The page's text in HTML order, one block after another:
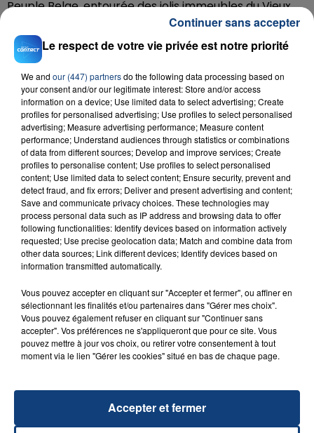
Peuple Belge, entourée des jolis immeubles du Vieux
Lille. Il y a pire cadre pour se faire un petit dodo. Et si
vous avez soif, soyez heureux, vous êtes cernés par
des terrasses de cafés et de bars.
Le parc du Héron
C’est à Villeneuve-d’Ascq que ça se passe, juste
derrière lemusée d’art moderne. Là, on entend rien
des bruits de la ville. Pas le moindre murmure d’une
voiture, pas de brouhaha, rien que les chants des
zosiaux. Le tout dans un parc immense où l’eau qui le
traverse est une invitation à se poser sous le soleil
pour ne plus en bouger. Ce qui le distingue de la
Citadelle, c’est que le parc est moins fréquenté par
les chilleurs du dimanche. Ca laisse plus de place pour
se laisser vivre tranquille.
Plus d'articles à retrouver sur la page Facebook
Vozer
1,2,3
Le respect de votre vie privée est notre priorité
We and our (447) partnersdo the following data processing based on
your consent and/or our legitimate interest: Store and/or access
information on a device; Use limited data to select advertising; Create
profiles for personalised advertising; Use profiles to select personalised
advertising; Measure advertising performance; Measure content
performance; Understand audiences through statistics or combinations
of data from different sources; Develop and improve services; Create
profiles to personalise content; Use profiles to select personalised
content; Use limited data to select content; Ensure security, prevent and
detect fraud, and fix errors; Deliver and present advertising and content;
Save and communicate privacy choices. These technologies may
process personal data such as IP address and browsing data to offer
following functionalities: Identify devices based on information actively
requested; Use precise geolocation data; Match and combine data from
other data sources; Link different devices; Identify devices based on
information transmitted automatically.
Vous pouvez accepter en cliquant sur "Accepter et fermer", ou affiner en
sélectionnant les finalités et/ou partenaires dans "Gérer mes choix".
Vous pouvez également refuser en cliquant sur "Continuer sans
accepter". Vos préférences ne s'appliqueront que pour ce site. Vous
pouvez mettre à jour vos choix, ou retirer votre consentement à tout
moment via le lien "Gérer les cookies" situé en bas de chaque page.
Accepter et fermer
Continuer sans accepter